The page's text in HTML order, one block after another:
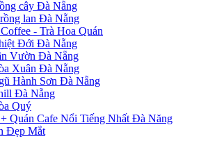
cây Đà Nẵng
lan Đà Nẵng
- Trà Hoa Quán
Đới Đà Nẵng
Vườn Đà Nẵng
Xuân Đà Nẵng
Hành Sơn Đà Nẵng
Đà Nẵng
Quý
Quán Cafe Nổi Tiếng Nhất Đà Năng
Đẹp Mắt